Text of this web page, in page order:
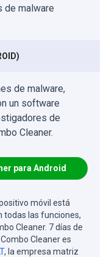
de malware
de malware,
un software
de
Cleaner.
para Android
móvil está
todas las funciones,
Cleaner. 7 días de
Cleaner es
, la empresa matriz